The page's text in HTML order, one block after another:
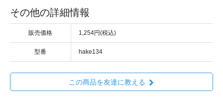
その他の詳細情報
販売価格 1,254円(税込)
型番 hake134
この商品を友達に教える